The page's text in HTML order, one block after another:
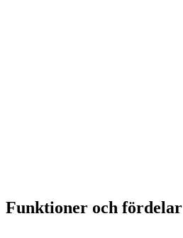
Funktioner och fördelar